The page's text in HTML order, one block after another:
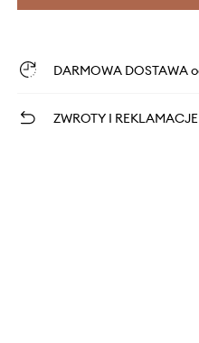
DARMOWA DOSTAWA
ZWROTY I REKLAMACJE